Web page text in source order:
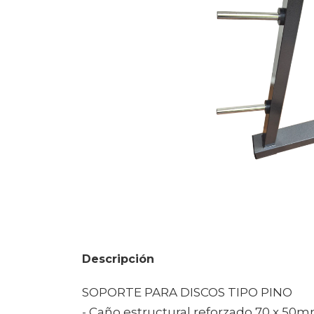
Descripción
SOPORTE PARA DISCOS TIPO PINO